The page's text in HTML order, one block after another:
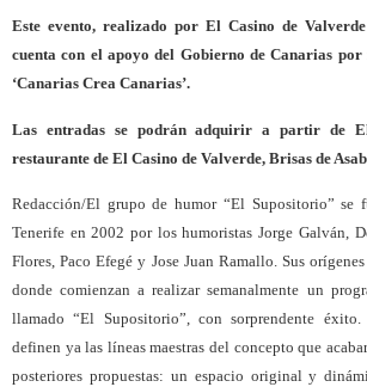
Este evento, realizado por El Casino de
cuenta con el apoyo del Gobierno de Canarias
‘Canarias Crea Canarias’.
Las entradas se podrán adquirir a partir de
restaurante de El Casino de Valverde, Brisas de
Redacción/El grupo de humor “El Supositorio” se
Tenerife en 2002 por los humoristas Jorge Galván,
Flores, Paco Efegé y Jose Juan Ramallo. Sus
donde comienzan a realizar semanalmente un
llamado “El Supositorio”, con sorprendente
definen ya las líneas maestras del concepto que
posteriores propuestas: un espacio original y